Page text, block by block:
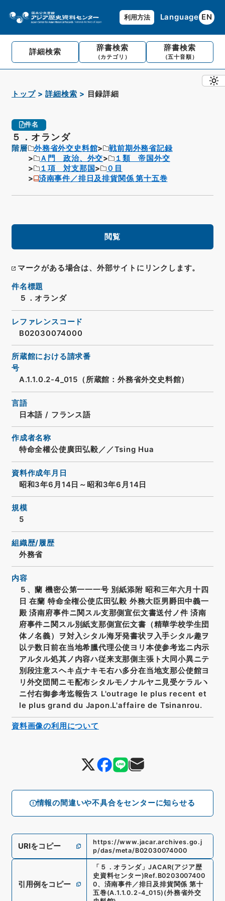
利用方法 Language EN
詳細検索 辞書検索
（カテゴリ）
辞書検索
（五十音順）
トップ 詳細検索 目録詳細
件名
５．オランダ
階層 外務省外交史料館
戦前期外務省記録
Ａ門 政治、外交
１類 帝国外交
１項 対支那国
０目
済南事件／排日及排貨関係 第十五巻
閲覧
マークがある場合は、外部サイトにリンクします。
情報の間違いや不具合をセンターに知らせる
件名標題
５．オランダ
レファレンスコード
B02030074000
所蔵館における請求番
号
A.1.1.0.2-4_015（所蔵館：外務省外交史料館）
言語
日本語 / フランス語
作成者名称
特命全權公使廣田弘毅／／Tsing Hua
資料作成年月日
昭和3年6月14日～昭和3年6月14日
規模
5
組織歴/履歴
外務省
内容
５、蘭 機密公第一一一号 別紙添附 昭和三年六月十四
日 在蘭 特命全権公使広田弘毅 外務大臣男爵田中義一
殿 済南府事件ニ関スル支那側宣伝文書送付ノ件 済南
府事件ニ関スル別紙支那側宣伝文書（精華学校学生団
体ノ名義）ヲ対入シタル海牙発書状ヲ入手シタル趣ヲ
以テ数日前在当地希臘代理公使ヨリ本使参考迄ニ内示
アルタル処其ノ内容ハ従来支那側主張ト大同小異ニテ
別段注意スヘキ点ナキモ右ハ多分在当地支那公使館ヨ
リ外交団間ニモ配布シタルモノナルヤニ見受ケラルヽ
ニ付右御参考迄報告ス L'outrage le plus recent et
le plus grand du Japon.L'affaire de Tsinanrou.
URIをコピー
https://www.jacar.archives.go.j
p/das/meta/B02030074000
引用例をコピー
「 ５．オランダ」JACAR(アジア歴
史資料センター)Ref. B0203007400
0、 済南事件／排日及排貨関係 第十
五巻(A.1.1.0.2-4_015) (外務省外交
資料画像の利用について